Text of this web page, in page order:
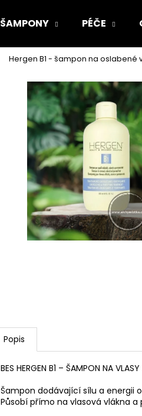
ŠAMPONY PÉČE
Hergen B1 - šampon na oslabené
Popis
BES HERGEN B1 – ŠAMPON NA VLASY
Šampon dodávající sílu a energii
Působí přímo na vlasová vlákna a
Co potřebujete
Doporučujeme